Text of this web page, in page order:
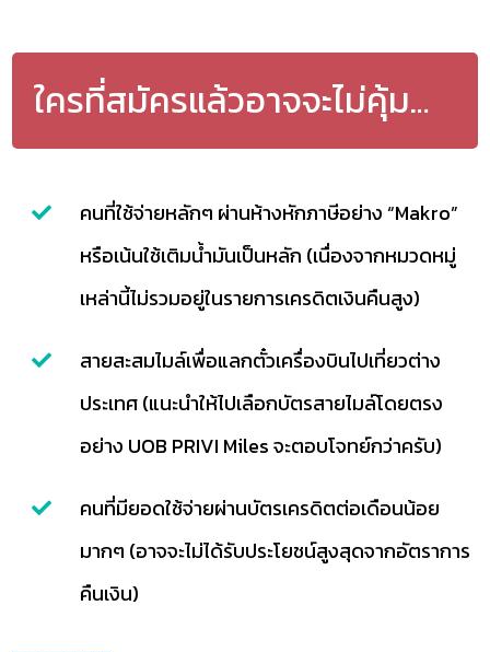
ใครที่สมัครแล้วอาจจะไม่คุ้ม…
คนที่ใช้จ่ายหลักๆ ผ่านห้างหักภาษีอย่าง “Makro”
หรือเน้นใช้เติมน้ำมันเป็นหลัก (เนื่องจากหมวดหมู่
เหล่านี้ไม่รวมอยู่ในรายการเครดิตเงินคืนสูง)
สายสะสมไมล์เพื่อแลกตั๋วเครื่องบินไปเที่ยวต่าง
ประเทศ (แนะนำให้ไปเลือกบัตรสายไมล์โดยตรง
อย่าง UOB PRIVI Miles จะตอบโจทย์กว่าครับ)
คนที่มียอดใช้จ่ายผ่านบัตรเครดิตต่อเดือนน้อย
มากๆ (อาจจะไม่ได้รับประโยชน์สูงสุดจากอัตราการ
คืนเงิน)